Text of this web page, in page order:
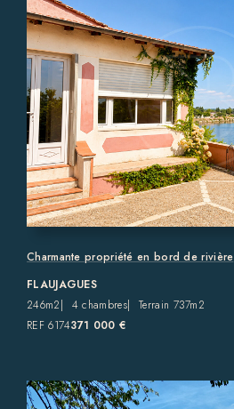
Charmante propriété en bord de rivière
FLAUJAGUES
246m2
4 chambres
Terrain 737m2
REF 6174371 000 €